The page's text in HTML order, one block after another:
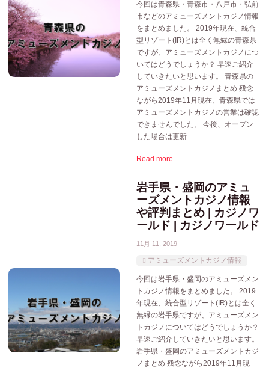
今回は青森県・青森市・八戸市・弘前
市などのアミューズメントカジノ情報
をまとめました。 2019年現在、統合
型リゾート(IR)とは全く無縁の青森県
ですが、アミューズメントカジノにつ
いてはどうでしょうか？ 早速ご紹介
していきたいと思います。 青森県の
アミューズメントカジノまとめ 残念
ながら2019年11月現在、青森県では
アミューズメントカジノの営業は確認
できませんでした。 今後、オープン
した場合は更新
Read more
岩手県・盛岡のアミュ
ーズメントカジノ情報
や評判まとめ | カジノワ
ールド | カジノワールド
11月 11, 2019
アミューズメントカジノ情報
今回は岩手県・盛岡のアミューズメン
トカジノ情報をまとめました。 2019
年現在、統合型リゾート(IR)とは全く
無縁の岩手県ですが、アミューズメン
トカジノについてはどうでしょうか？
早速ご紹介していきたいと思います。
岩手県・盛岡のアミューズメントカジ
ノまとめ 残念ながら2019年11月現